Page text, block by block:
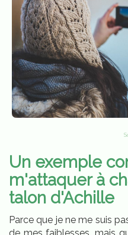
Un exemple
m'attaquer à
talon d'Achille
Parce que je ne me suis